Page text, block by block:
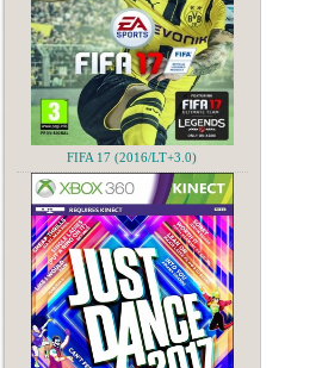
FIFA 17 (2016/LT+3.0)